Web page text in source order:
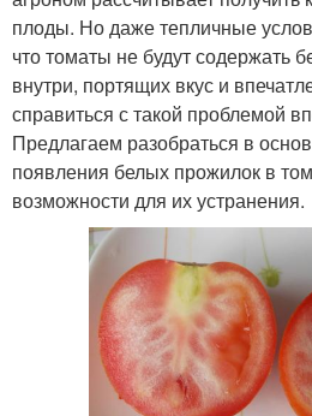
плоды. Но даже тепличные
что томаты не будут содержать
внутри, портящих вкус и
справиться с такой проблемой
Предлагаем разобраться в
появления белых прожилок в
возможности для их устранения.